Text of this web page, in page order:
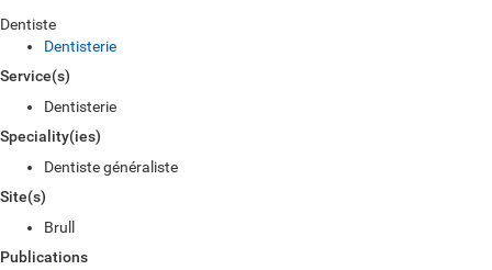
Dentiste
Dentisterie
Service(s)
Dentisterie
Speciality(ies)
Dentiste généraliste
Site(s)
Brull
Publications